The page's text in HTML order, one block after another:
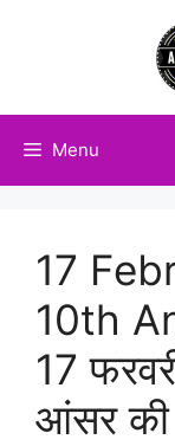
Menu
17
10th
17
आंसर की